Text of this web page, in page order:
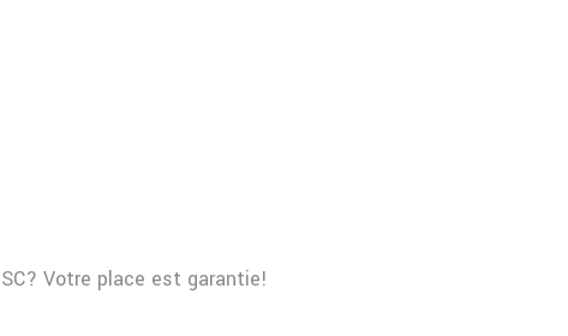
Votre place est garantie!